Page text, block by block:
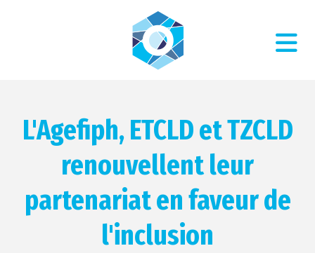
L'Agefiph, ETCLD et TZCLD
renouvellent leur
partenariat en faveur de
l'inclusion